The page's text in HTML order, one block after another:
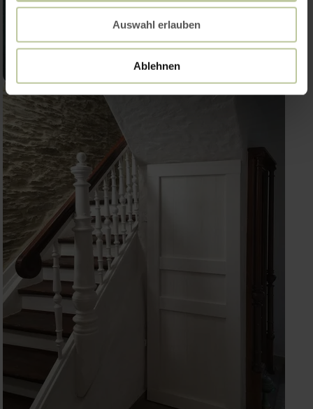
Auswahl erlauben
Ablehnen